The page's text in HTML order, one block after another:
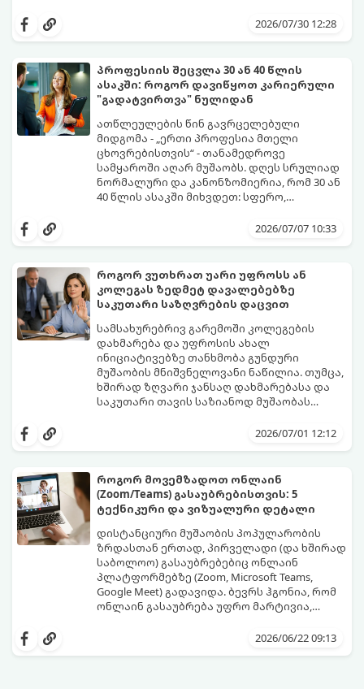
შესაძლებელია შვებულების თითო-ოროლა
დღიანი უქმეები (Mini-Vacations).
ხრიკებს, თუ როგორ „გავწელოთ“
2026/07/30 12:28
პროფესიის შეცვლა 30 ან 40 წლის
ასაკში: როგორ დავიწყოთ კარიერული
"გადატვირთვა" ნულიდან
ათწლეულების წინ გავრცელებული
მიდგომა - „ერთი პროფესია მთელი
ცხოვრებისთვის“ - თანამედროვე
სამყაროში აღარ მუშაობს. დღეს სრულიად
ნორმალური და კანონზომიერია, რომ 30 ან
40 წლის ასაკში მიხვდეთ: სფერო,
გაბედნიერებთ, აღარ არის შემოსავლიანი
იდეა ხშირად დიდ შიშებთანაა
კონკურენციას“, „სტაბილურობას ვკარგავ“.
თუმცა, რეალობა საპირისპიროა: თქვენ
იწყებთ არა ნულიდან, არამედ უზარმაზარი
ცხოვრებისეული და პროფესიული
გამოცდილებით (Soft Skills), რაც 20 წლის
დამწყებებს ფიზიკურად არ გააჩნიათ.
გთავაზობთ ნაბიჯ-ნაბიჯ გზამკვლევს, თუ
როგორ მართოთ კარიერული
"რესტარტი" სწორად და
უმტკივნეულოდ:
2026/07/07 10:33
როგორ ვუთხრათ უარი უფროსს ან
კოლეგას ზედმეტ დავალებებზე
საკუთარი საზღვრების დაცვით
სამსახურებრივ გარემოში კოლეგების
დახმარება და უფროსის ახალ
ინიციატივებზე თანხმობა გუნდური
მუშაობის მნიშვნელოვანი ნაწილია. თუმცა,
ხშირად ზღვარი ჯანსაღ დახმარებასა და
საკუთარი თავის საზიანოდ მუშაობას
ყველაფერზე „კის“ ეუბნებით, რისკის ქვეშ
ხდებით ე.წ. „ტოქსიკური ოფისის“
მსხვერპლი და მიდიხართ პროფესიულ
გადაწვამდე.
სწორი მენეჯმენტი და პირადი საზღვრების
დაცვა მაღალი პროფესიონალიზმის
ნიშანია. ამისათვის საჭიროა ფლობდეთ
ასერტული (თავდაჯერებული, მშვიდი და
კორექტული) კომუნიკაციის წესებს.
გთავაზობთ პრაქტიკულ გზამკვლევსა და
მზა ფრაზებს, თუ როგორ დაიცვათ
საკუთარი საზღვრები სამსახურში
კონფლიქტის გარეშე:
2026/07/01 12:12
როგორ მოვემზადოთ ონლაინ
(Zoom/Teams) გასაუბრებისთვის: 5
ტექნიკური და ვიზუალური დეტალი
დისტანციური მუშაობის პოპულარობის
ზრდასთან ერთად, პირველადი (და ხშირად
საბოლოო) გასაუბრებებიც ონლაინ
პლატფორმებზე (Zoom, Microsoft Teams,
Google Meet) გადავიდა. ბევრს ჰგონია, რომ
ონლაინ გასაუბრება უფრო მარტივია,
გარემოდან ხდება. თუმცა, რეალურად,
ქაოსურმა ფონმა შესაძლოა2026/06/22 09:13